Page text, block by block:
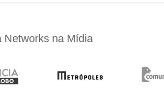
Networks na Mídia